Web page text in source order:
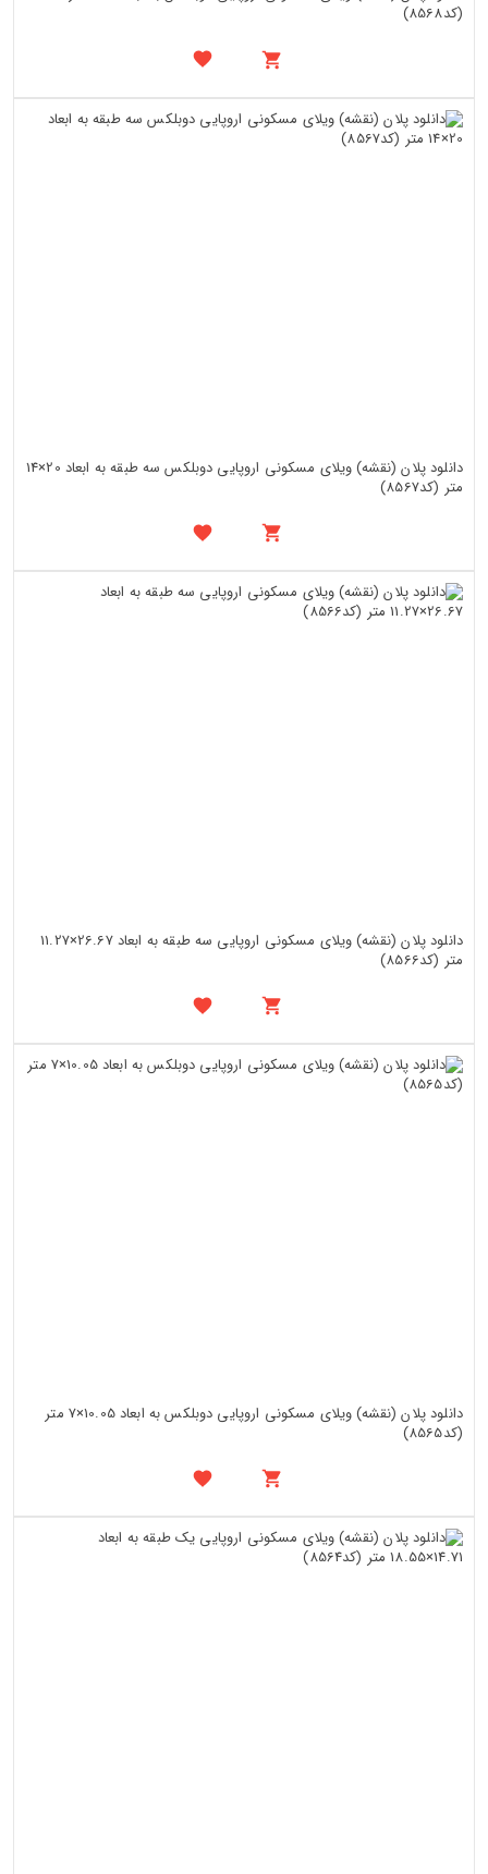
(کد8568)
دانلود پلان (نقشه) ویلای مسکونی اروپایی دوبلکس سه طبقه به ابعاد 20×14
متر (کد8567)
دانلود پلان (نقشه) ویلای مسکونی اروپایی سه طبقه به ابعاد 26.67×11.27
متر (کد8566)
دانلود پلان (نقشه) ویلای مسکونی اروپایی دوبلکس به ابعاد 10.05×7 متر
(کد8565)